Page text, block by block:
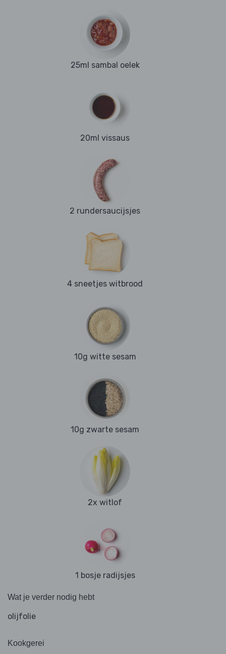
25ml sambal oelek
20ml vissaus
2 rundersaucijsjes
4 sneetjes witbrood
10g witte sesam
10g zwarte sesam
2x witlof
1 bosje radijsjes
Wat je verder nodig hebt
olijfolie
Kookgerei